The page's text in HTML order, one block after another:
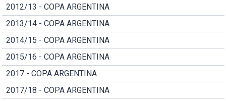
2012/13 - COPA ARGENTINA
2013/14 - COPA ARGENTINA
2014/15 - COPA ARGENTINA
2015/16 - COPA ARGENTINA
2017 - COPA ARGENTINA
2017/18 - COPA ARGENTINA